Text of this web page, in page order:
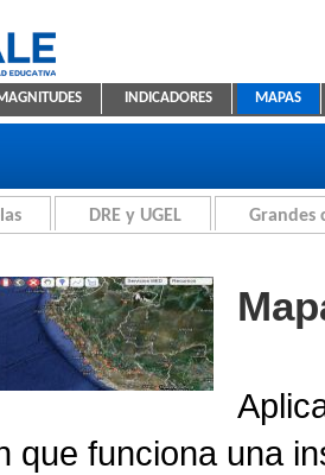
Estadística Educativa
INDICADORES MAPAS
DRE y UGEL Grandes
que funciona una